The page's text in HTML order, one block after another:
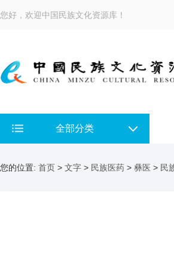
您好，欢迎中国民族文化资源库！
全部分类
您的位置: 首页 > 文字 > 民族医药 > 彝医 > 民